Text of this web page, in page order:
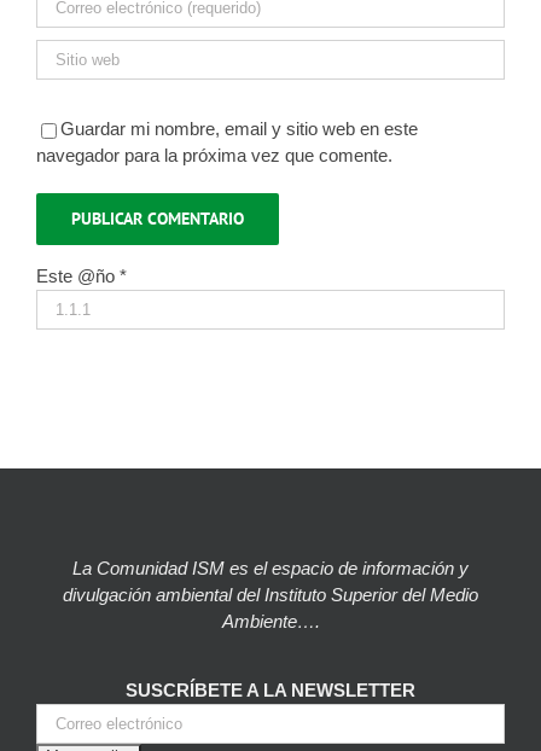
Guardar mi nombre, email y sitio web en este
navegador para la próxima vez que comente.
Este @ño *
La Comunidad ISM es el espacio de información y
divulgación ambiental del Instituto Superior del Medio
Ambiente….
SUSCRÍBETE A LA NEWSLETTER